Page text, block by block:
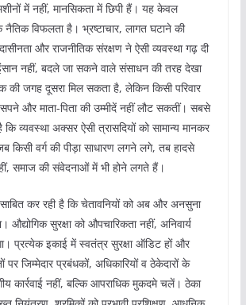
में नहीं, मानसिकता में छिपी हैं। यह केवल
नैतिक विफलता है। भ्रष्टाचार, लागत घटाने की
और राजनीतिक संरक्षण ने ऐसी व्यवस्था गढ़ दी
नहीं, बदले जा सकने वाले संसाधन की तरह देखा
की जगह दूसरा मिल सकता है, लेकिन किसी परिवार
और माता-पिता की उम्मीदें नहीं लौट सकतीं। सबसे
व्यवस्था अक्सर ऐसी त्रासदियों को सामान्य मानकर
किसी वर्ग की पीड़ा साधारण लगने लगे, तब हादसे
समाज की संवेदनाओं में भी होने लगते हैं।
कर रही है कि चेतावनियों को अब और अनसुना
औद्योगिक सुरक्षा को औपचारिकता नहीं, अनिवार्य
प्रत्येक इकाई में स्वतंत्र सुरक्षा ऑडिट हों और
पर जिम्मेदार प्रबंधकों, अधिकारियों व ठेकेदारों के
कार्रवाई नहीं, बल्कि आपराधिक मुकदमे चलें। ठेका